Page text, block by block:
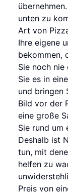
unten zu
Art von
Ihre eigene
bekommen,
Sie noch nie
Sie es in
und bringen
Bild vor der
eine große
Sie rund um
Deshalb ist
tun, mit
helfen zu
Preis von